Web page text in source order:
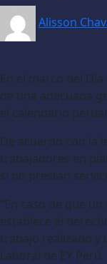
Alisson
En el marco del
de una adecuada
el calendario
De acuerdo con la
trabajadores en
si no prestan
“En caso de que
establece el
trabajo realizado y
Laboral de EY Perú.